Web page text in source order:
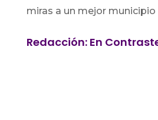
miras a un mejor
Redacción: En